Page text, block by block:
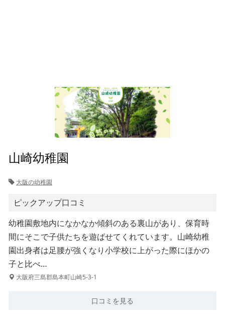
山崎幼稚園
大阪の幼稚園
ピックアップ口コミ
幼稚園敷地内になかなか傾斜のある裏山があり、保育時
間にそこで子供たちを遊ばせてくれています。山崎幼稚
園出身者は足腰が強くなり小学校に上がった際にほかの
子と比べ…
大阪府三島郡島本町山崎5-3-1
口コミを見る